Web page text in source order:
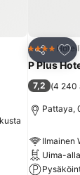
Jaa
4 Hotelli
P Plus
7,2 (4 240
Pattaya,
Ilmainen
Uima-